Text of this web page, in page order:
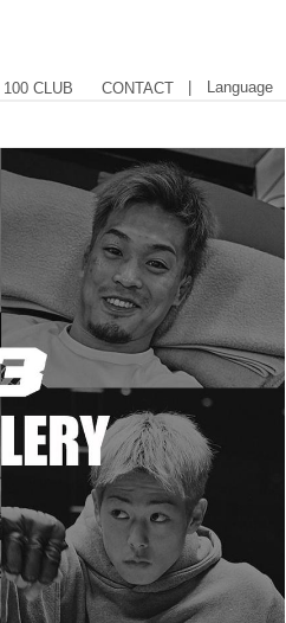
100 CLUB CONTACT | Language